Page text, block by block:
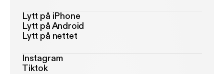
Lytt på iPhone
Lytt på Android
Lytt på nettet
Instagram
Tiktok